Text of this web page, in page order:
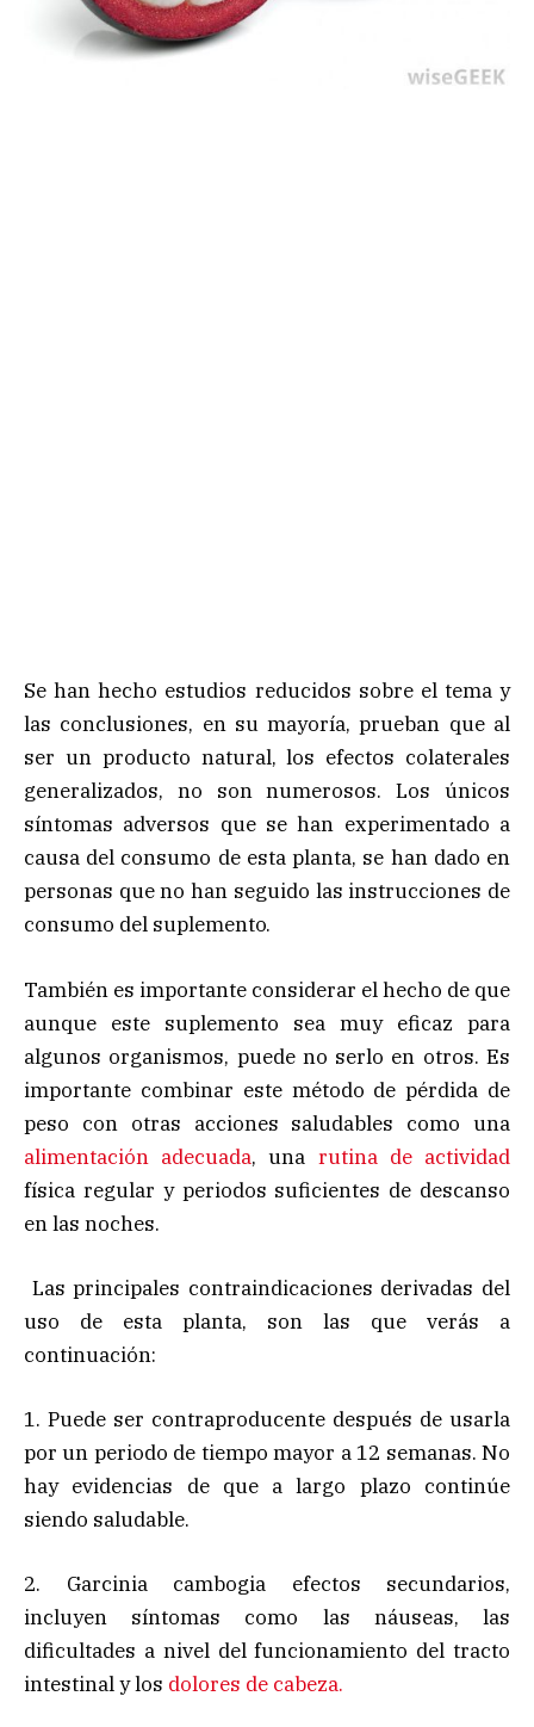
Se han hecho estudios reducidos sobre el tema y
las conclusiones, en su mayoría, prueban que al
ser un producto natural, los efectos colaterales
generalizados, no son numerosos. Los únicos
síntomas adversos que se han experimentado a
causa del consumo de esta planta, se han dado en
personas que no han seguido las instrucciones de
consumo del suplemento.
También es importante considerar el hecho de que
aunque este suplemento sea muy eficaz para
algunos organismos, puede no serlo en otros. Es
importante combinar este método de pérdida de
peso con otras acciones saludables como una
alimentación adecuada, una rutina de actividad
física regular y periodos suficientes de descanso
en las noches.
Las principales contraindicaciones derivadas del
uso de esta planta, son las que verás a
continuación:
1. Puede ser contraproducente después de usarla
por un periodo de tiempo mayor a 12 semanas. No
hay evidencias de que a largo plazo continúe
siendo saludable.
2. Garcinia cambogia efectos secundarios,
incluyen síntomas como las náuseas, las
dificultades a nivel del funcionamiento del tracto
intestinal y los dolores de cabeza.